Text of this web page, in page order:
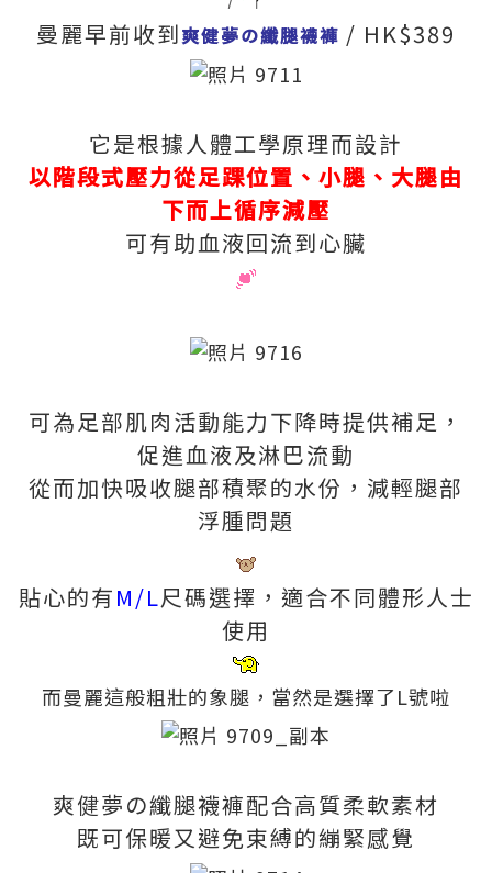
曼麗早前收到爽健夢の纖腿襪褲 / HK$389
它是根據人體工學原理而設計
以階段式壓力從足踝位置、小腿、大腿由
下而上循序減壓
可有助血液回流到心臟
可為足部肌肉活動能力下降時提供補足，
促進血液及淋巴流動
從而加快吸收腿部積聚的水份，減輕腿部
浮腫問題
貼心的有M/L尺碼選擇，適合不同體形人士
使用
而曼麗這般粗壯的象腿，當然是選擇了L號啦
爽健夢の纖腿襪褲配合高質柔軟素材
既可保暖又避免束縛的繃緊感覺